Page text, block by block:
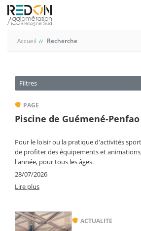
Aller
contenu
Accueil Recherche
Filtres
PAGE
Piscine de Guémené-Penfao
Pour le loisir ou la pratique d'activités
de profiter des équipements et
l'année, pour tous les âges.
28/07/2026
Lire plus
ACTUALITE